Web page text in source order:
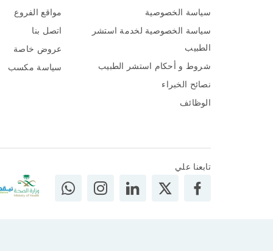
سياسة الخصوصية
سياسة الخصوصية لخدمة استشر
الطبيب
شروط و أحكام استشر الطبيب
نصائح الخبراء
الوظائف
مواقع الفروع
اتصل بنا
عروض خاصة
سياسة مكسب
تابعنا علي